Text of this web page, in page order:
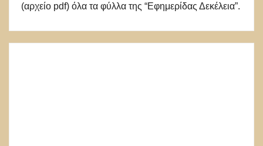
(αρχείο pdf) όλα τα φύλλα της “Εφημερίδας Δεκέλεια”.